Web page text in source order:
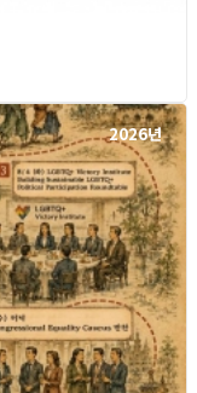
2026년